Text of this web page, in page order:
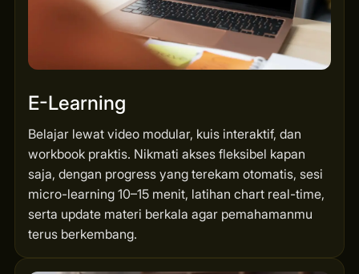
E-Learning
Belajar lewat video modular, kuis interaktif, dan
workbook praktis. Nikmati akses fleksibel kapan
saja, dengan progress yang terekam otomatis, sesi
micro-learning 10–15 menit, latihan chart real-time,
serta update materi berkala agar pemahamanmu
terus berkembang.